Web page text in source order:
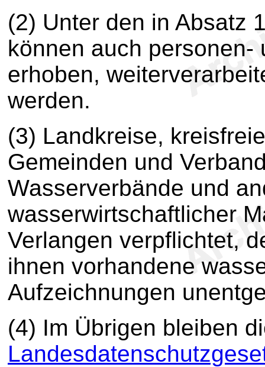
(2) Unter den in Absatz
können auch personen-
erhoben,
werden.
(3) Landkreise,
Gemeinden und
Wasserverbände und
wasserwirtschaftlicher
Verlangen verpflichtet,
ihnen vorhandene
Aufzeichnungen
(4) Im Übrigen bleiben